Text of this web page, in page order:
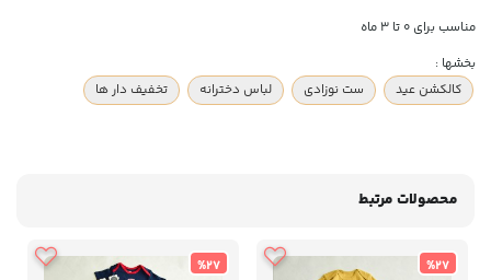
مناسب برای ۰ تا ۳ ماه
بخشها :
کالکشن عید
ست نوزادی لباس دخترانه تخفیف دار ها
محصولات مرتبط
%27
%27